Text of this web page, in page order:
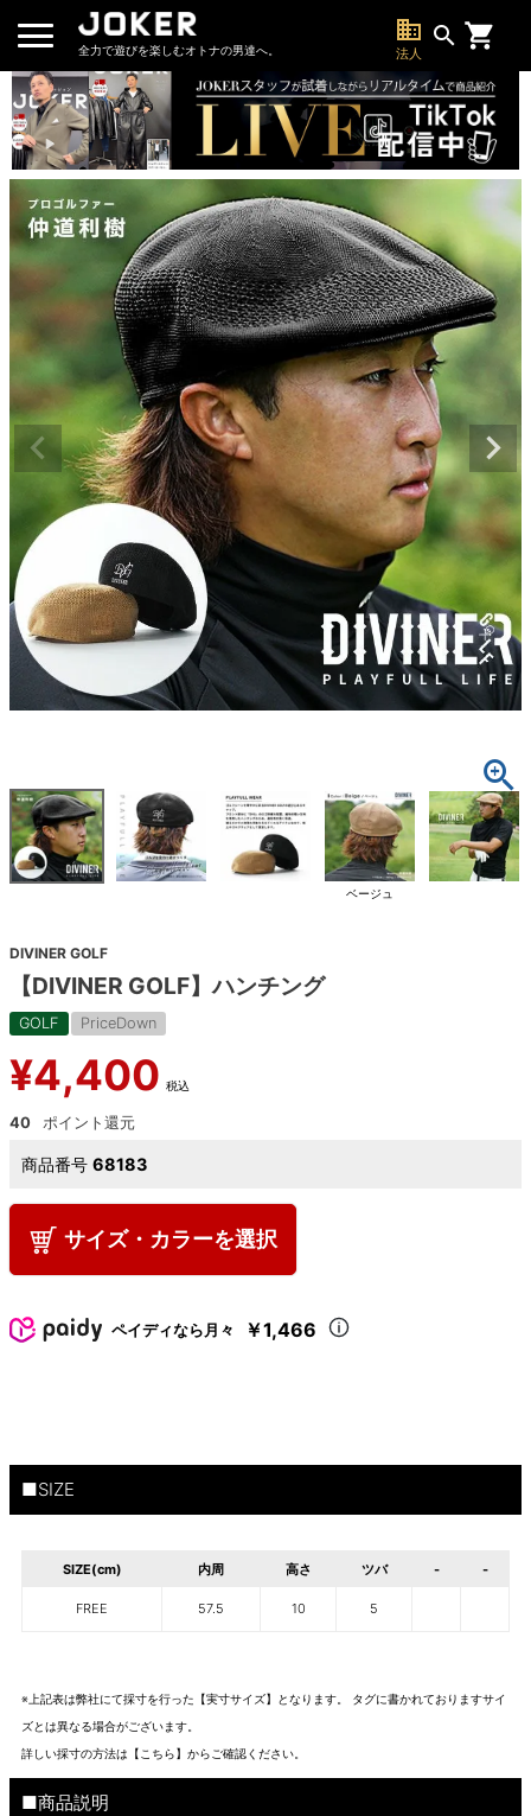
全力で遊びを楽しむオトナの男達へ。
business
法人
search
ベージュ
DIVINER GOLF
【DIVINER GOLF】ハンチング
GOLF PriceDown
¥4,400 税込
40
商品番号 68183
サイズ・カラーを選択
ペイディなら月々 ￥1,466
■SIZE
SIZE(cm) 内周 高さ ツバ - -
FREE 57.5 10 5
※上記表は弊社にて採寸を行った【実寸サイズ】となります。 タグに書かれておりますサイ
ズとは異なる場合がございます。
詳しい採寸の方法は 【こちら】から ご確認ください。
■商品説明